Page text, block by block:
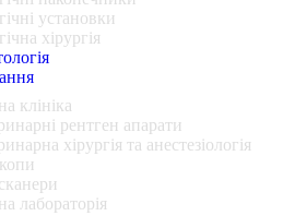
установки
хірургія
клініка
рентген апарати
хірургія та анестезіологія
лабораторія